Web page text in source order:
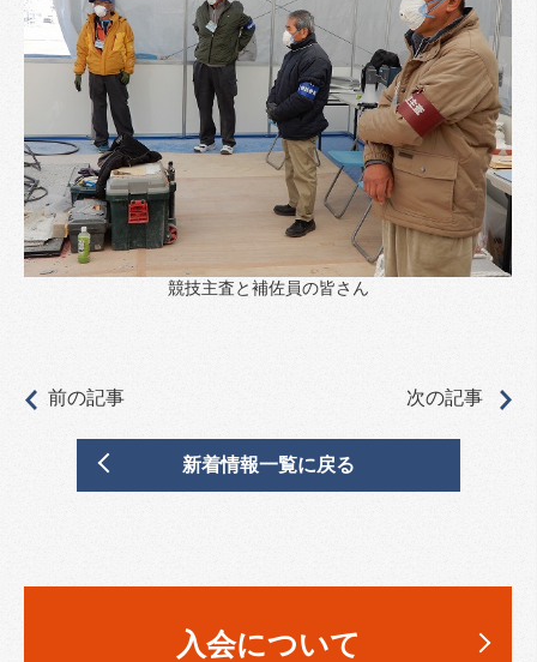
競技主査と補佐員の皆さん
前の記事 次の記事
新着情報一覧に戻る
入会について